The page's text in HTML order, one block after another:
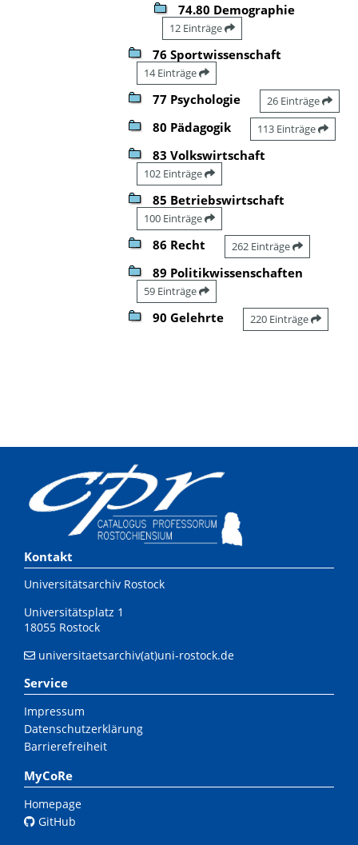
74.80 Demographie
12 Einträge
76 Sportwissenschaft
14 Einträge
77 Psychologie 26 Einträge
80 Pädagogik 113 Einträge
83 Volkswirtschaft
102 Einträge
85 Betriebswirtschaft
100 Einträge
86 Recht 262 Einträge
89 Politikwissenschaften
59 Einträge
90 Gelehrte 220 Einträge
Kontakt
Universitätsarchiv Rostock
Universitätsplatz 1
18055 Rostock
universitaetsarchiv(at)uni-rostock.de
Service
Impressum
Datenschutzerklärung
Barrierefreiheit
MyCoRe
Homepage
GitHub